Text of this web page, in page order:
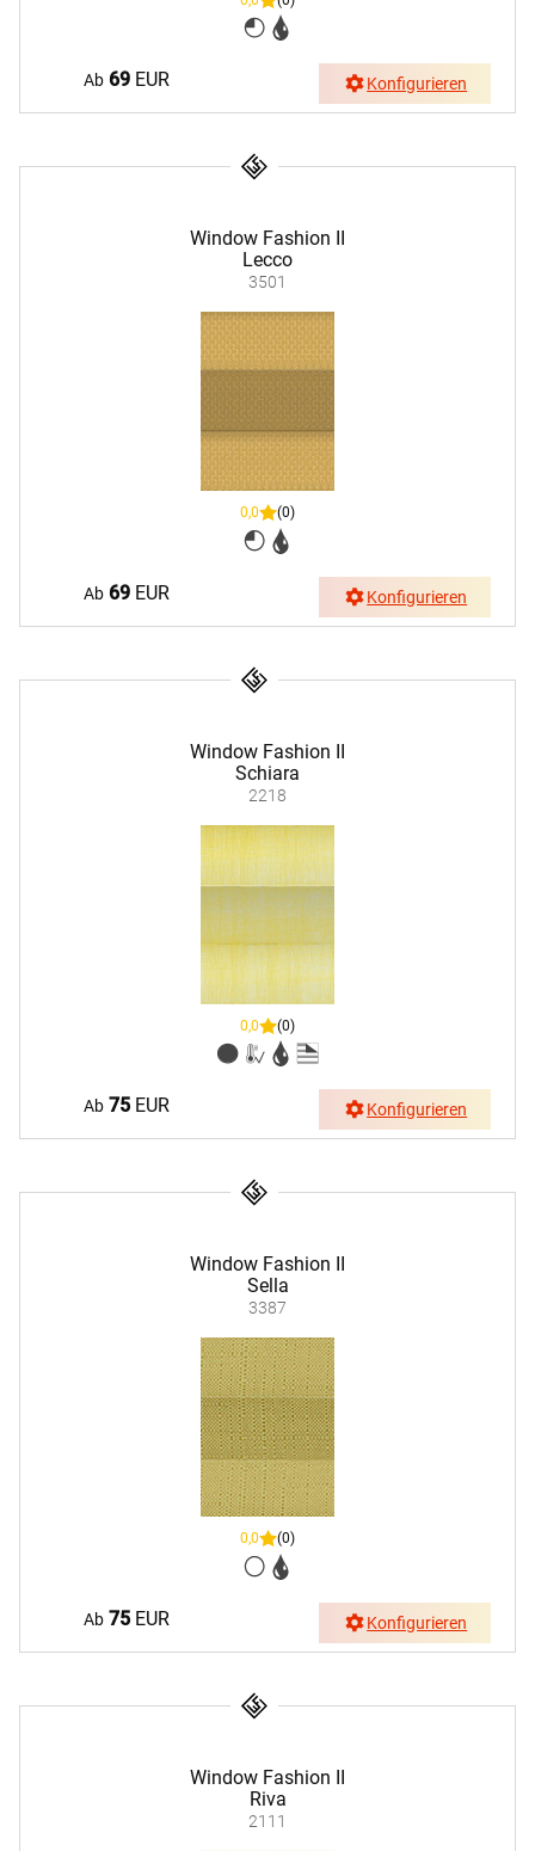
Ab 69EUR Konfigurieren
Window Fashion II
Lecco
3501
0,0 (0)
Ab 69EUR Konfigurieren
Window Fashion II
Schiara
2218
0,0 (0)
Ab 75EUR Konfigurieren
Window Fashion II
Sella
3387
0,0 (0)
Ab 75EUR Konfigurieren
Window Fashion II
Riva
2111